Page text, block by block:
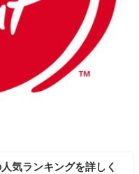
気ランキングを詳しく